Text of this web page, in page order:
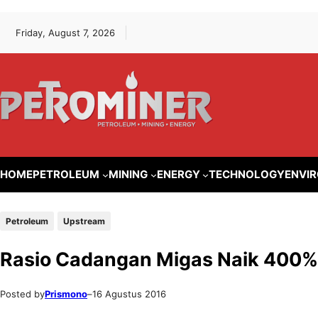
Friday, August 7, 2026
HOMEPETROLEUM MINING ENERGY TECHNOLOGY
Petroleum Upstream
Rasio Cadangan Migas Naik 400%
Posted byPrismono–16 Agustus 2016